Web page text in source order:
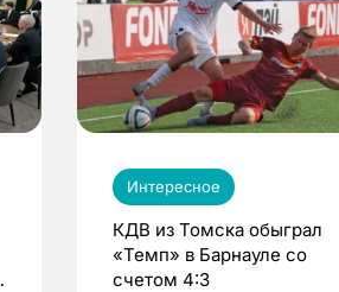
Интересное
КДВ из Томска обыграл
«Темп» в Барнауле со
счетом 4:3